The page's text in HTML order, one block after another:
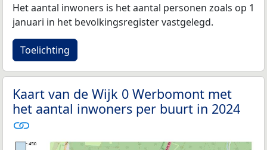
Het aantal inwoners is het aantal personen zoals op 1
januari in het bevolkingsregister vastgelegd.
Toelichting
Kaart van de Wijk 0 Werbomont met
het aantal inwoners per buurt in 2024